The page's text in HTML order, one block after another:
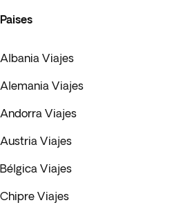
Paises
Albania Viajes
Alemania Viajes
Andorra Viajes
Austria Viajes
Bélgica Viajes
Chipre Viajes